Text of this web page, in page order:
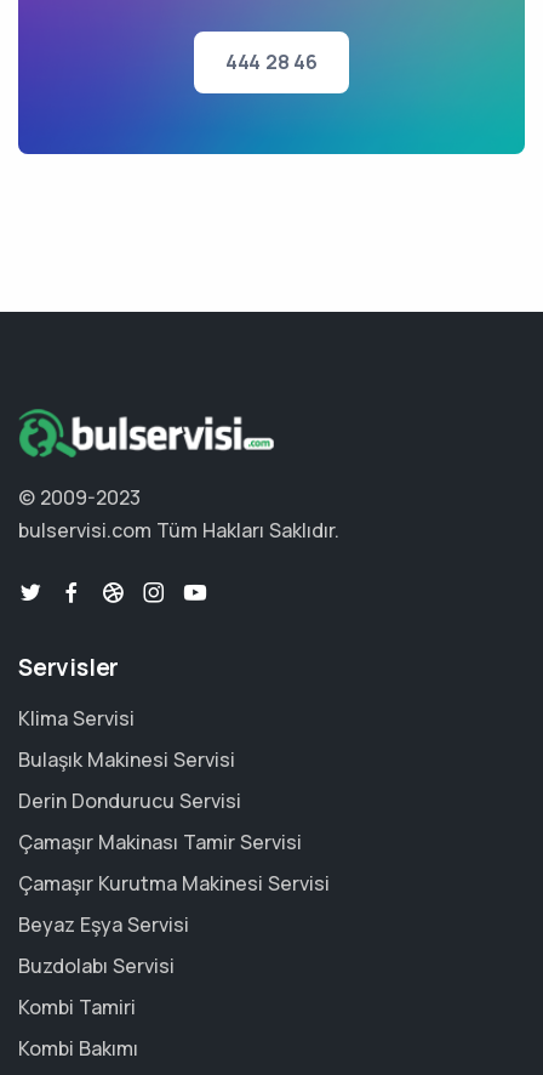
444 28 46
© 2009-2023
bulservisi.com Tüm Hakları Saklıdır.
Servisler
Klima Servisi
Bulaşık Makinesi Servisi
Derin Dondurucu Servisi
Çamaşır Makinası Tamir Servisi
Çamaşır Kurutma Makinesi Servisi
Beyaz Eşya Servisi
Buzdolabı Servisi
Kombi Tamiri
Kombi Bakımı